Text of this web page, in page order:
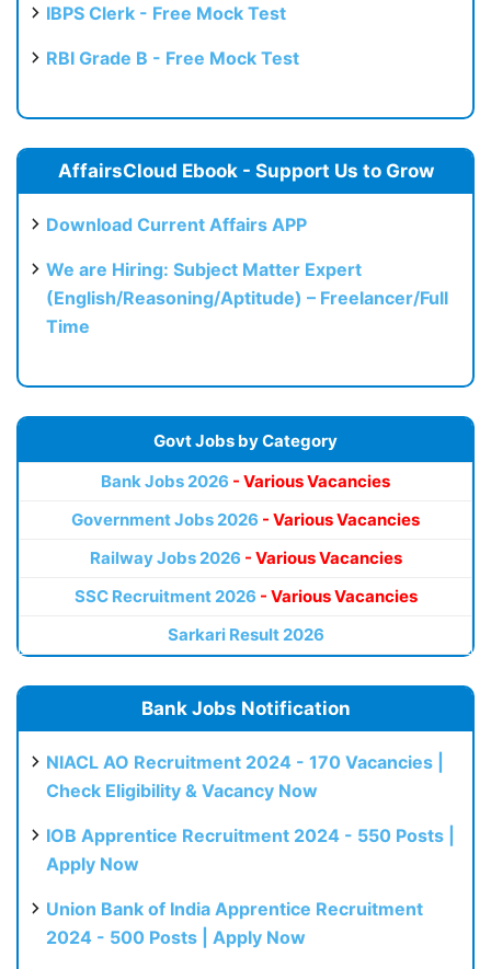
IBPS Clerk - Free Mock Test
RBI Grade B - Free Mock Test
AffairsCloud Ebook - Support Us to Grow
Download Current Affairs APP
We are Hiring: Subject Matter Expert
(English/Reasoning/Aptitude) – Freelancer/Full
Time
Govt Jobs by Category
Bank Jobs 2026 - Various Vacancies
Government Jobs 2026 - Various Vacancies
Railway Jobs 2026 - Various Vacancies
SSC Recruitment 2026 - Various Vacancies
Sarkari Result 2026
Bank Jobs Notification
NIACL AO Recruitment 2024 - 170 Vacancies |
Check Eligibility & Vacancy Now
IOB Apprentice Recruitment 2024 - 550 Posts |
Apply Now
Union Bank of India Apprentice Recruitment
2024 - 500 Posts | Apply Now